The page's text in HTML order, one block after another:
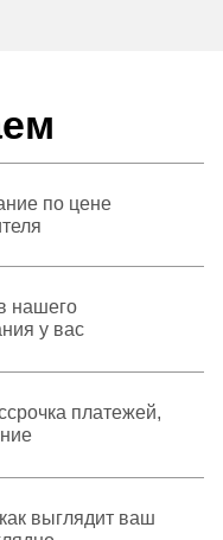
по цене
нашего
у вас
платежей,
выглядит ваш